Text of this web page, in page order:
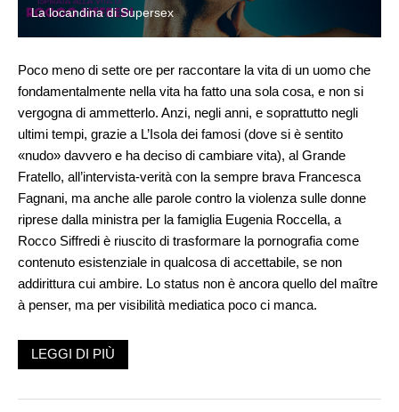
La locandina di Supersex
Poco meno di sette ore per raccontare la vita di un uomo che
fondamentalmente nella vita ha fatto una sola cosa, e non si
vergogna di ammetterlo. Anzi, negli anni, e soprattutto negli
ultimi tempi, grazie a L’Isola dei famosi (dove si è sentito
«nudo» davvero e ha deciso di cambiare vita), al Grande
Fratello, all’intervista-verità con la sempre brava Francesca
Fagnani, ma anche alle parole contro la violenza sulle donne
riprese dalla ministra per la famiglia Eugenia Roccella, a
Rocco Siffredi è riuscito di trasformare la pornografia come
contenuto esistenziale in qualcosa di accettabile, se non
addirittura cui ambire. Lo status non è ancora quello del maître
à penser, ma per visibilità mediatica poco ci manca.
La vita di Rocco Siffredi nato Tano (cognome mutuato all’Alain
Delon-Roch Siffredi di Borsalino), abruzzese di Ortona di umili
LEGGI DI PIÙ